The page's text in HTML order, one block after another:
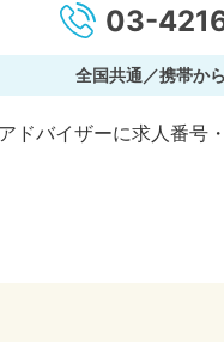
03-
全国共通／携帯か
ドバイザーに求人番号